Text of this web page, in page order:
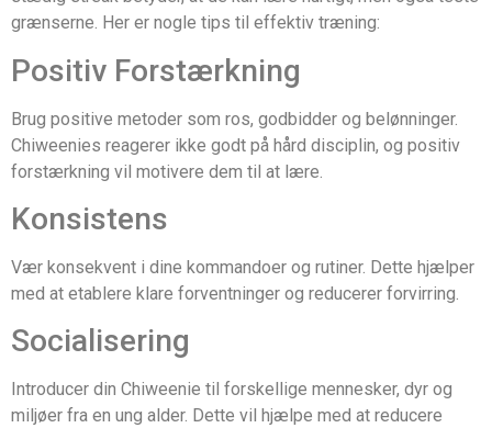
grænserne. Her er nogle tips til effektiv træning:
Positiv Forstærkning
Brug positive metoder som ros, godbidder og belønninger.
Chiweenies reagerer ikke godt på hård disciplin, og positiv
forstærkning vil motivere dem til at lære.
Konsistens
Vær konsekvent i dine kommandoer og rutiner. Dette hjælper
med at etablere klare forventninger og reducerer forvirring.
Socialisering
Introducer din Chiweenie til forskellige mennesker, dyr og
miljøer fra en ung alder. Dette vil hjælpe med at reducere